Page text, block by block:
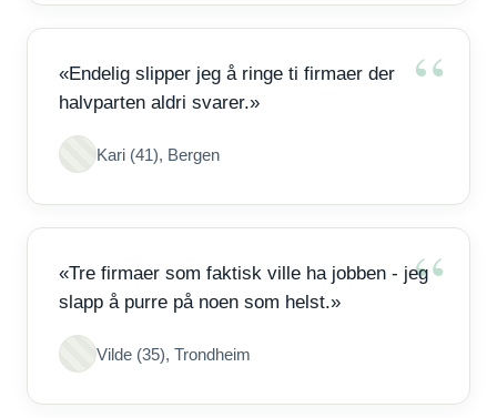
«Endelig slipper jeg å ringe ti firmaer der
halvparten aldri svarer.»
Kari (41), Bergen
«Tre firmaer som faktisk ville ha jobben - jeg
slapp å purre på noen som helst.»
Vilde (35), Trondheim